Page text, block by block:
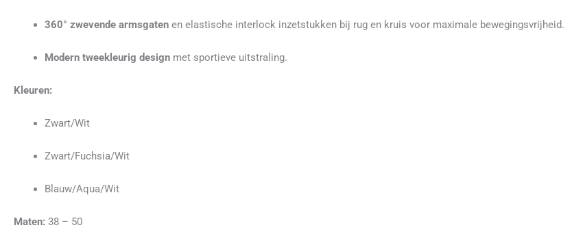
360° zwevende armsgaten en elastische interlock inzetstukken bij rug en kruis voor maximale bewegingsvrijheid.
Modern tweekleurig design met sportieve uitstraling.
Kleuren:
Zwart/Wit
Zwart/Fuchsia/Wit
Blauw/Aqua/Wit
Maten: 38 – 50